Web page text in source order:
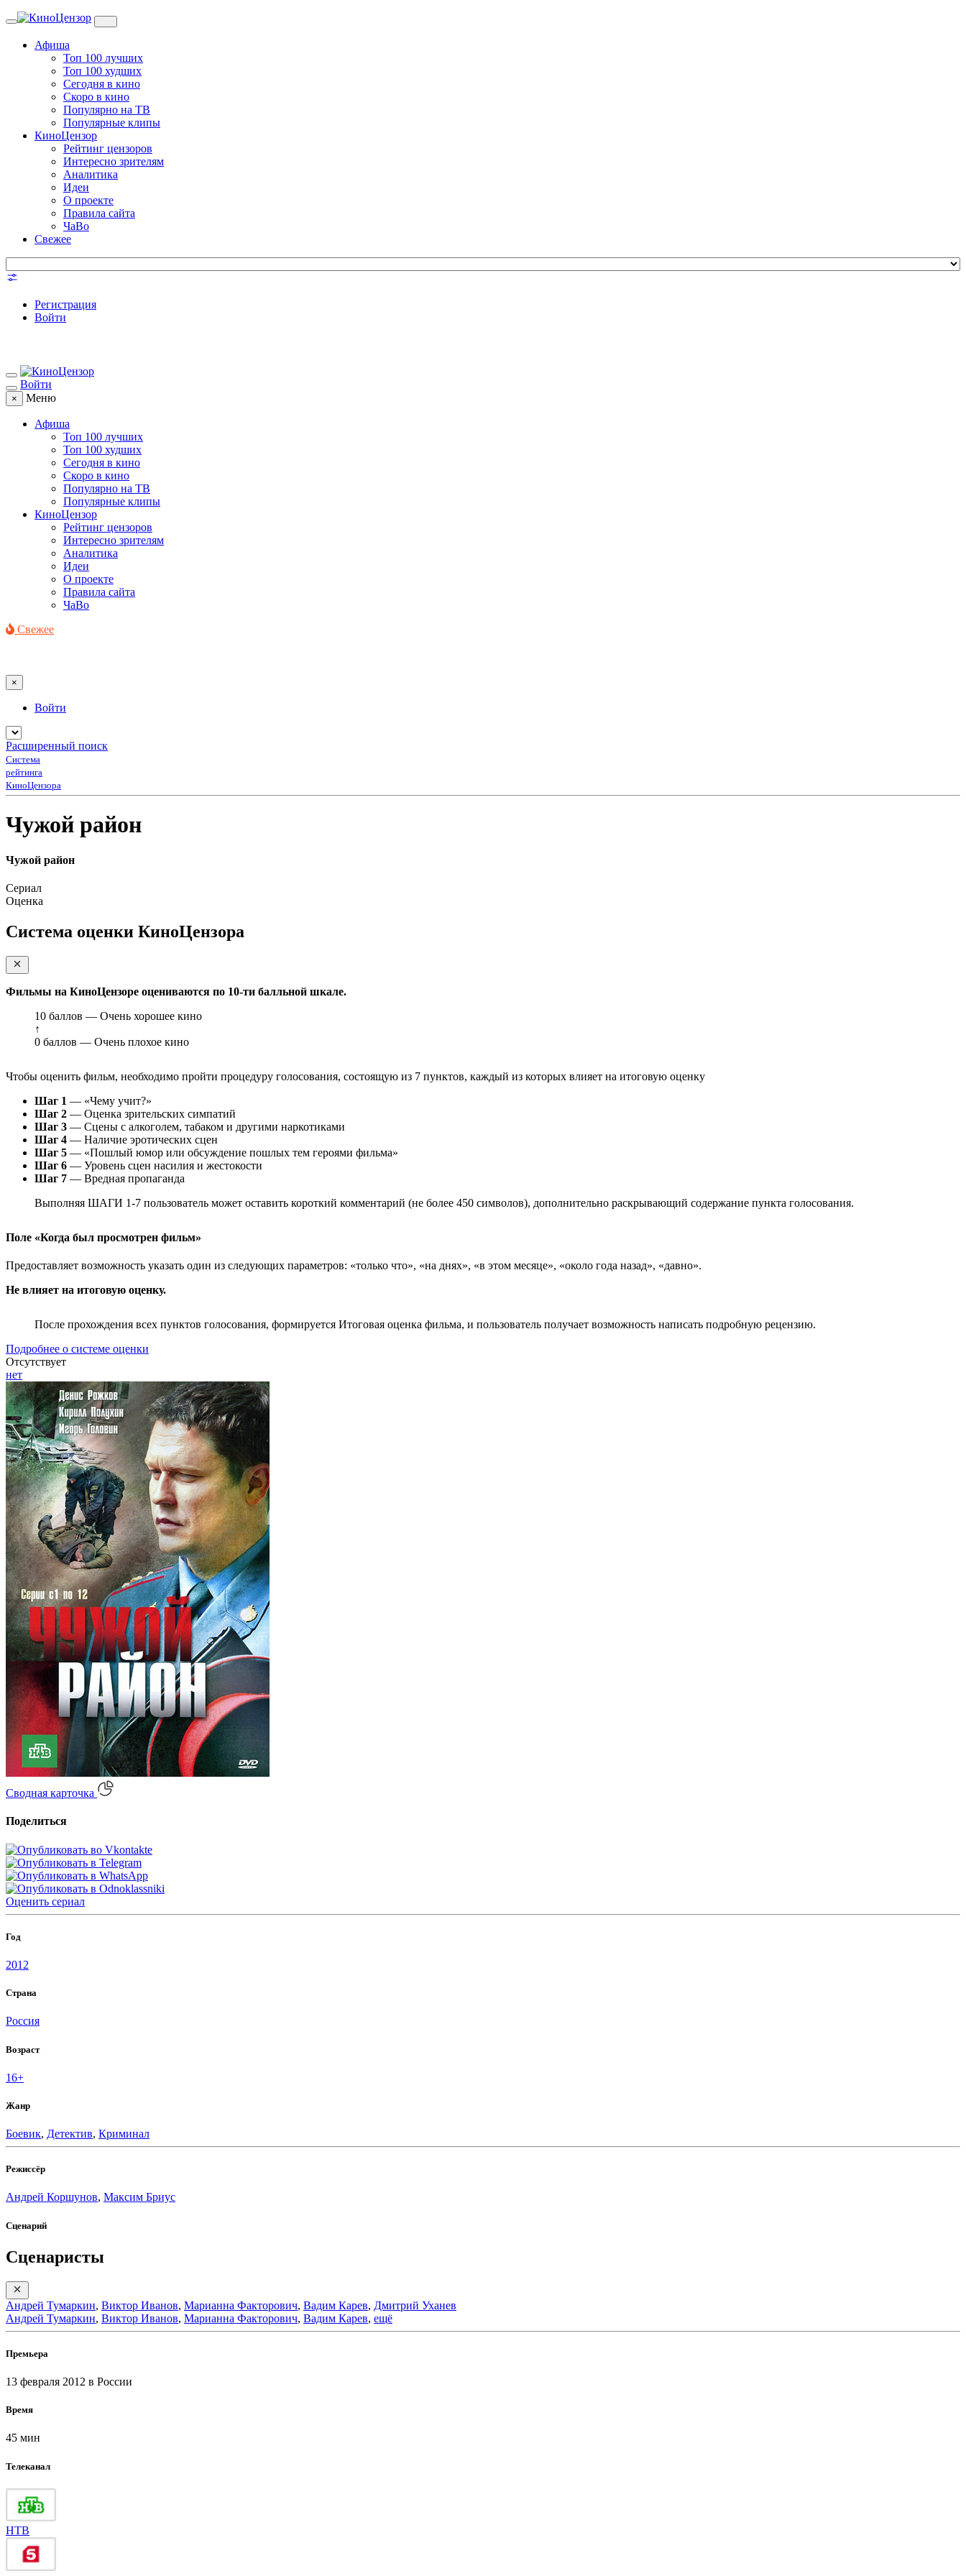
Toggle
Афиша
Топ 100 лучших
Топ 100 худших
Сегодня в кино
Скоро в кино
Популярно на ТВ
Популярные клипы
КиноЦензор
Рейтинг цензоров
Интересно зрителям
Аналитика
Идеи
О проекте
Правила сайта
ЧаВо
Свежее
Регистрация
Войти
Войти
× Меню
Афиша
Топ 100 лучших
Топ 100 худших
Сегодня в кино
Скоро в кино
Популярно на ТВ
Популярные клипы
КиноЦензор
Рейтинг цензоров
Интересно зрителям
Аналитика
Идеи
О проекте
Правила сайта
ЧаВо
Свежее
×
Войти
Расширенный поиск
Система
рейтинга
КиноЦензора
Чужой район
Чужой район
Сериал
Оценка
Система оценки КиноЦензора
Фильмы на КиноЦензоре оцениваются по 10-ти балльной шкале.
10 баллов — Очень хорошее кино
↑
0 баллов — Очень плохое кино
Чтобы оценить фильм, необходимо пройти процедуру голосования, состоящую из 7 пунктов, каждый из которых влияет на итоговую оценку
Шаг 1 — «Чему учит?»
Шаг 2 — Оценка зрительских симпатий
Шаг 3 — Сцены с алкоголем, табаком и другими наркотиками
Шаг 4 — Наличие эротических сцен
Шаг 5 — «Пошлый юмор или обсуждение пошлых тем героями фильма»
Шаг 6 — Уровень сцен насилия и жестокости
Шаг 7 — Вредная пропаганда
Выполняя ШАГИ 1-7 пользователь может оставить короткий комментарий (не более 450 символов), дополнительно раскрывающий содержание пункта голосования.
Поле «Когда был просмотрен фильм»
Предоставляет возможность указать один из следующих параметров: «только что», «на днях», «в этом месяце», «около года назад», «давно».
Не влияет на итоговую оценку.
После прохождения всех пунктов голосования, формируется Итоговая оценка фильма, и пользователь получает возможность написать подробную рецензию.
Подробнее о системе оценки
Отсутствует
нет
Сводная карточка
Поделиться
Оценить сериал
Год
2012
Страна
Россия
Возраст
16+
Жанр
Боевик, Детектив, Криминал
Режиссёр
Андрей Коршунов, Максим Бриус
Сценарий
Сценаристы
Андрей Тумаркин, Виктор Иванов, Марианна Факторович, Вадим Карев, Дмитрий Уханев
Андрей Тумаркин, Виктор Иванов, Марианна Факторович, Вадим Карев, ещё
Премьера
13 февраля 2012 в России
Время
45 мин
Телеканал
НТВ